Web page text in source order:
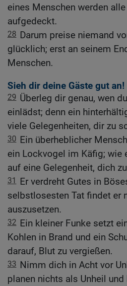
eines Menschen werden
aufgedeckt.
28 Darum preise niemand
glücklich; erst an seinem
Menschen.
Sieh dir deine Gäste gut an!
29 Überleg dir genau, wen
einlädst; denn ein
viele Gelegenheiten, dir zu
30 Ein überheblicher
ein Lockvogel im Käfig; wie
auf eine Gelegenheit, dich
31 Er verdreht Gutes in
selbstlosesten Tat findet er
auszusetzen.
32 Ein kleiner Funke setzt
Kohlen in Brand und ein
darauf, Blut zu vergießen.
33 Nimm dich in Acht vor
planen nichts als Unheil